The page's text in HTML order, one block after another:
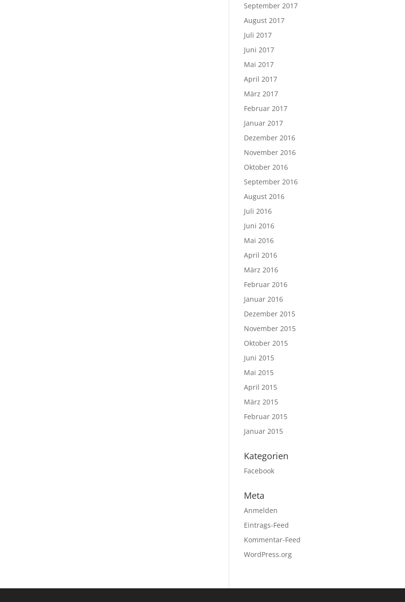
September 2017
August 2017
Juli 2017
Juni 2017
Mai 2017
April 2017
März 2017
Februar 2017
Januar 2017
Dezember 2016
November 2016
Oktober 2016
September 2016
August 2016
Juli 2016
Juni 2016
Mai 2016
April 2016
März 2016
Februar 2016
Januar 2016
Dezember 2015
November 2015
Oktober 2015
Juni 2015
Mai 2015
April 2015
März 2015
Februar 2015
Januar 2015
Kategorien
Facebook
Meta
Anmelden
Eintrags-Feed
Kommentar-Feed
WordPress.org